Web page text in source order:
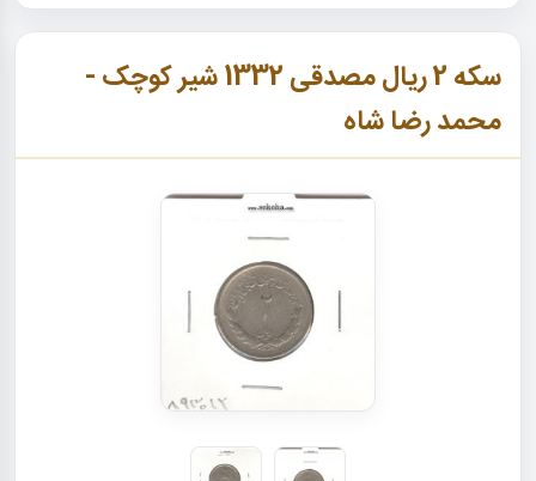
سکه 2 ریال مصدقی 1332 شیر کوچک -
محمد رضا شاه